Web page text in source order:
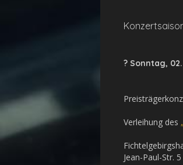
? Sonntag,
Verleihung des
Jean-Paul-Str. 5